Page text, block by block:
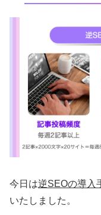
今日は逆SEOの導入
いたしました。